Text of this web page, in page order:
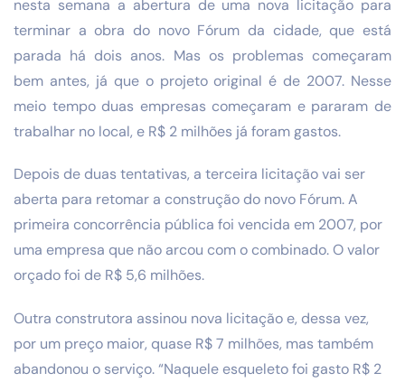
nesta semana a abertura de uma nova licitação para
terminar a obra do novo Fórum da cidade, que está
parada há dois anos. Mas os problemas começaram
bem antes, já que o projeto original é de 2007. Nesse
meio tempo duas empresas começaram e pararam de
trabalhar no local, e R$ 2 milhões já foram gastos.
Depois de duas tentativas, a terceira licitação vai ser
aberta para retomar a construção do novo Fórum. A
primeira concorrência pública foi vencida em 2007, por
uma empresa que não arcou com o combinado. O valor
orçado foi de R$ 5,6 milhões.
Outra construtora assinou nova licitação e, dessa vez,
por um preço maior, quase R$ 7 milhões, mas também
abandonou o serviço. “Naquele esqueleto foi gasto R$ 2